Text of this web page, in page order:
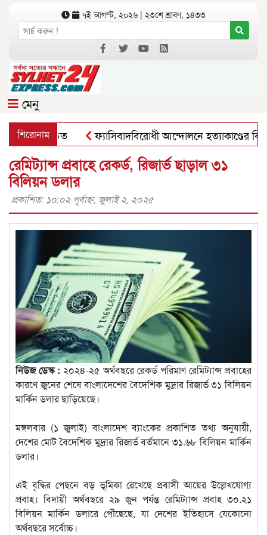
৭ই আগস্ট, ২০২৬ | ২৩শে শ্রাবণ, ১৪৩৩
মেনু
শিরোনাম
অনুষ্ঠিত ফ্যাসিবাদবিরোধী আন্দোলনে হত্যাকাণ্ডের বিচার
রেমিট্যান্স প্রবাহে রেকর্ড, রিজার্ভ ছাড়াল ৩১
বিলিয়ন ডলার
প্রকাশিত: ১০:০২ পূর্বাহ্ণ, জুলাই ২, ২০২৫
নিউজ ডেস্ক : ২০২৪-২৫ অর্থবছরে রেকর্ড পরিমাণ রেমিট্যান্স প্রবাহের
কারণে জুনের শেষে বাংলাদেশের বৈদেশিক মুদ্রার রিজার্ভ ৩১ বিলিয়ন
মার্কিন ডলার ছাড়িয়েছে।
মঙ্গলবার (১ জুলাই) বাংলাদেশ ব্যাংকের প্রকাশিত তথ্য অনুযায়ী,
দেশের মোট বৈদেশিক মুদ্রার রিজার্ভ বর্তমানে ৩১.৬৮ বিলিয়ন মার্কিন
ডলার।
এই বৃদ্ধির পেছনে বড় ভূমিকা রেখেছে প্রবাসী আয়ের উল্লেখযোগ্য
প্রবাহ। বিদায়ী অর্থবছরে ২৯ জুন পর্যন্ত রেমিট্যান্স প্রবাহ ৩০.২১
বিলিয়ন মার্কিন ডলারে পৌঁছেছে, যা দেশের ইতিহাসে যেকোনো
অর্থবছরে সর্বোচ্চ।